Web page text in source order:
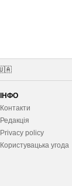
ІНФО
Контакти
Редакція
Privacy policy
Користувацька угода